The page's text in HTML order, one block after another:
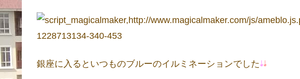
銀座に入るといつものブルーのイルミネーションでした